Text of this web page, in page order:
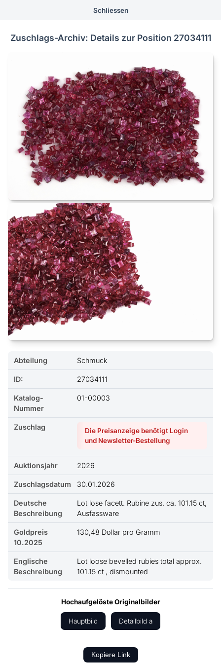
Schliessen
Zuschlags-Archiv: Details zur Position 27034111
Abteilung Schmuck
ID: 27034111
Katalog-
Nummer
01-00003
Zuschlag
Die Preisanzeige benötigt Login
und Newsletter-Bestellung
Auktionsjahr 2026
Zuschlagsdatum 30.01.2026
Deutsche
Beschreibung
Lot lose facett. Rubine zus. ca. 101.15 ct,
Ausfassware
Goldpreis
10.2025
130,48 Dollar pro Gramm
Englische
Beschreibung
Lot loose bevelled rubies total approx.
101.15 ct , dismounted
Hochaufgelöste Originalbilder
Hauptbild Detailbild a